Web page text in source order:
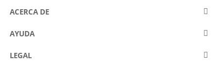
ACERCA DE
Sobre Eurostars Hotel Company
Concursos
AYUDA
Contactar
LEGAL